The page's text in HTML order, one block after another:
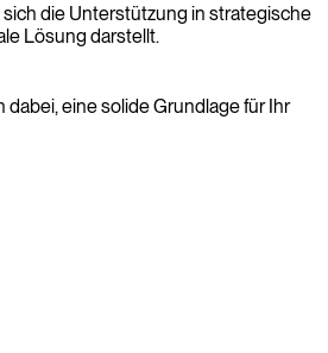
die Unterstützung in strategische
Lösung darstellt.
eine solide Grundlage für Ihr